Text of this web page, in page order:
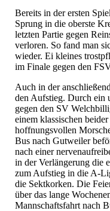
Bereits in der ersten
Sprung in die oberste
letzten Partie gegen
verloren. So fand man
wieder. Ei kleines
im Finale gegen den
Auch in der
den Aufstieg. Durch ein
gegen den SV
einem klassischen
hoffnungsvollen
Bus nach Gutweiler
nach einer
in der Verlängerung die
zum Aufstieg in die A-
die Sektkorken. Die
über das lange
Mannschaftsfahrt nach